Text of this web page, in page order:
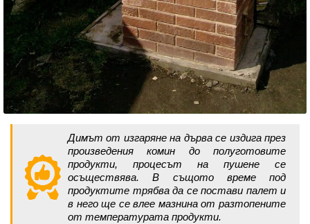
Димът от изгаряне на дърва се издига през
произведения комин до полуготовите
продукти, процесът на пушене се
осъществява. В същото време под
продуктите трябва да се постави палет и
в него ще се влее мазнина от разтопените
от температурата продукти.